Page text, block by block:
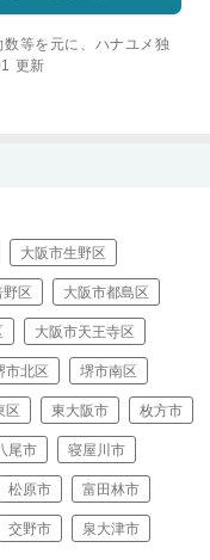
等を元に、ハナユメ独
更新
大阪市生野区
野区 大阪市都島区
大阪市天王寺区
市北区 堺市南区
区 東大阪市 枚方市
尾市 寝屋川市
松原市 富田林市
交野市 泉大津市